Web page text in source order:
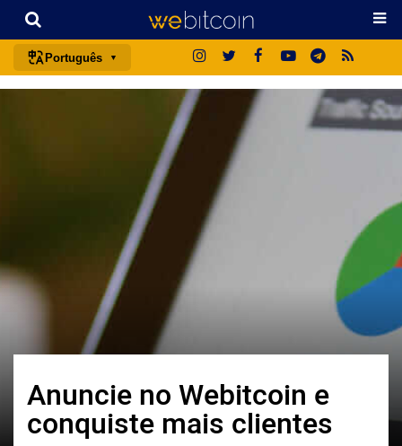
Português
русский
한국어
ไทย
ქართული
Anuncie no Webitcoin e
conquiste mais clientes